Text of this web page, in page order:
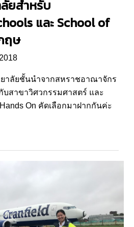
ยสำหรับ
และ School of
ฤษ
าลัยชั้นนำจากสหราชอาณาจักร
บสาขาวิศวกรรมศาสตร์ และ
On คัดเลือกมาฝากกันค่ะ